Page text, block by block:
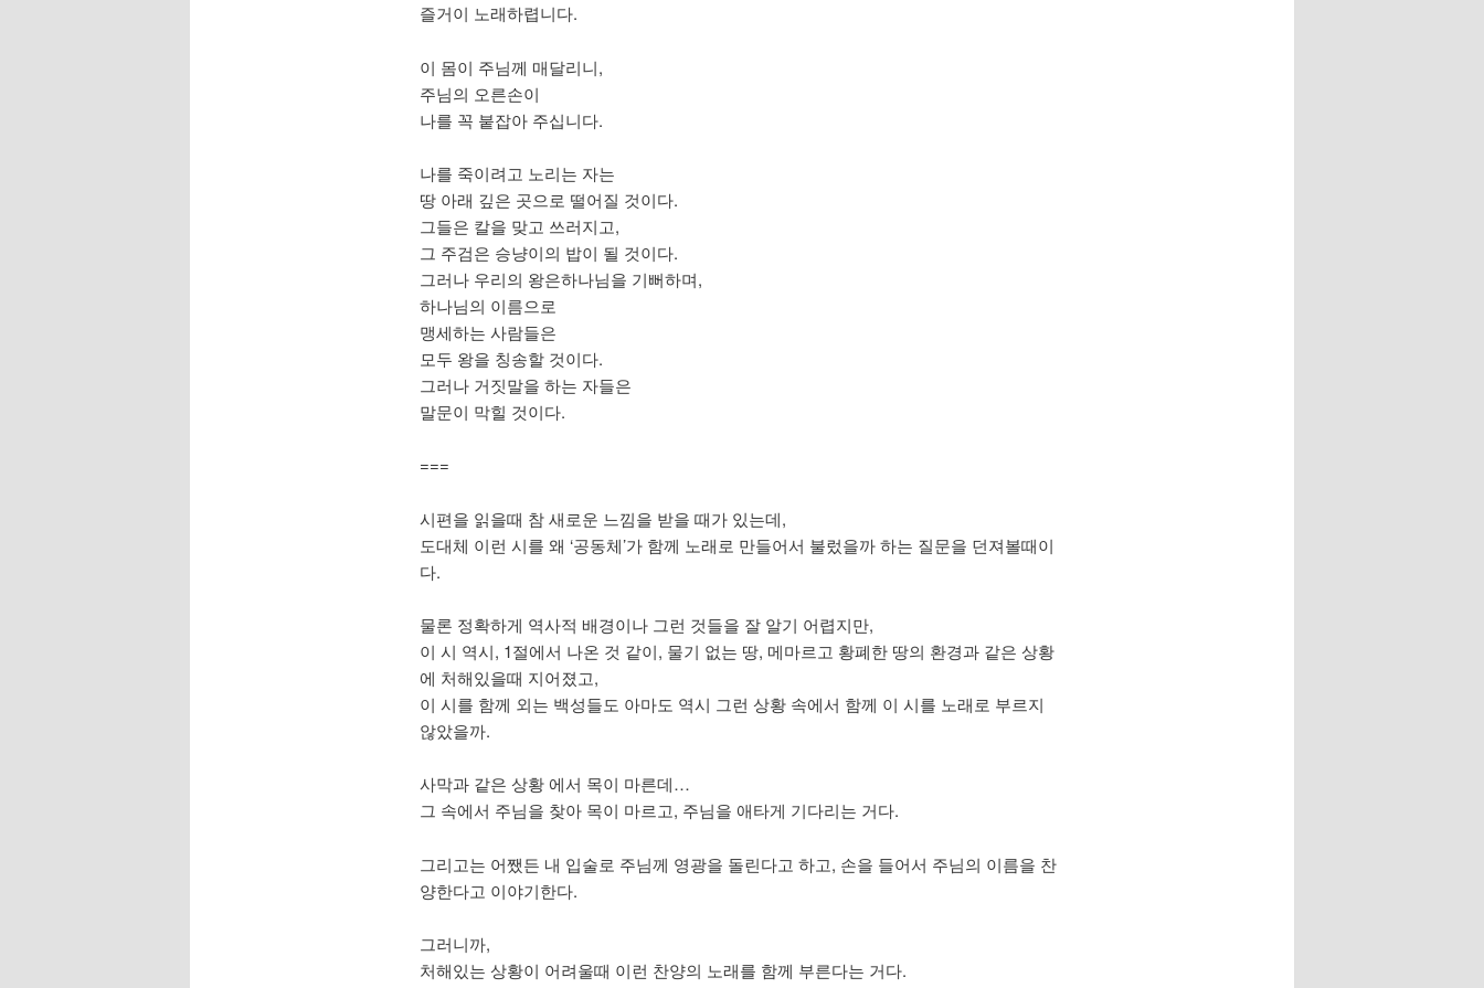
즐거이 노래하렵니다.
이 몸이 주님께 매달리니,
주님의 오른손이
나를 꼭 붙잡아 주십니다.
나를 죽이려고 노리는 자는
땅 아래 깊은 곳으로 떨어질 것이다.
그들은 칼을 맞고 쓰러지고,
그 주검은 승냥이의 밥이 될 것이다.
그러나 우리의 왕은하나님을 기뻐하며,
하나님의 이름으로
맹세하는 사람들은
모두 왕을 칭송할 것이다.
그러나 거짓말을 하는 자들은
말문이 막힐 것이다.
===
시편을 읽을때 참 새로운 느낌을 받을 때가 있는데,
도대체 이런 시를 왜 ‘공동체’가 함께 노래로 만들어서 불렀을까 하는 질문을 던져볼때이
다.
물론 정확하게 역사적 배경이나 그런 것들을 잘 알기 어렵지만,
이 시 역시, 1절에서 나온 것 같이, 물기 없는 땅, 메마르고 황폐한 땅의 환경과 같은 상황
에 처해있을때 지어졌고,
이 시를 함께 외는 백성들도 아마도 역시 그런 상황 속에서 함께 이 시를 노래로 부르지
않았을까.
사막과 같은 상황 에서 목이 마른데…
그 속에서 주님을 찾아 목이 마르고, 주님을 애타게 기다리는 거다.
그리고는 어쨌든 내 입술로 주님께 영광을 돌린다고 하고, 손을 들어서 주님의 이름을 찬
양한다고 이야기한다.
그러니까,
처해있는 상황이 어려울때 이런 찬양의 노래를 함께 부른다는 거다.